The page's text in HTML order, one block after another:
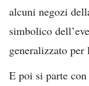
alcuni negozi
simbolico
generalizzato
E poi si parte